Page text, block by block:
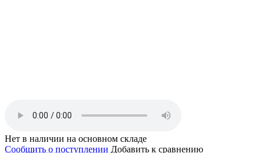
Нет в наличии на основном складе
Сообщить о поступлении Добавить к сравнению